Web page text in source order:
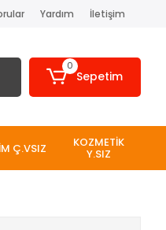
Yardım İletişim
0
Sepetim
Ç.VSIZ KOZMETİK
Y.SIZ